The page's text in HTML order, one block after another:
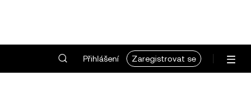
Přihlášení Zaregistrovat se